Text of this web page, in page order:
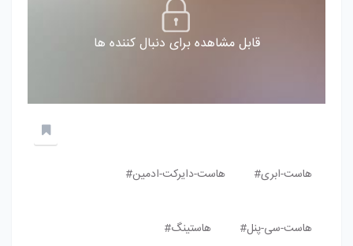
قابل مشاهده برای دنبال کننده ها
هاست-ابری# هاست-دایرکت-ادمین#
هاست-سی-پنل# هاستینگ#